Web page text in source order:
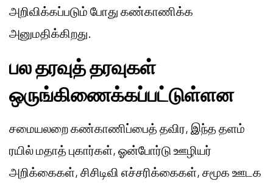
அறிவிக்கப்படும் போது கண்காணிக்க
அனுமதிக்கிறது.
பல தரவுத் தரவுகள்
ஒருங்கிணைக்கப்பட்டுள்ளன
சமையலறை கண்காணிப்பைத் தவிர, இந்த தளம்
ரயில் மதாத் புகார்கள், ஓன்போர்டு ஊழியர்
அறிக்கைகள், சிசிடிவி எச்சரிக்கைகள், சமூக ஊடக